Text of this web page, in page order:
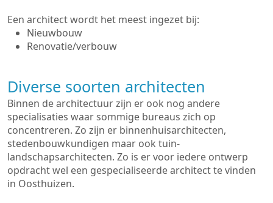
Een architect wordt het meest ingezet bij:
Nieuwbouw
Renovatie/verbouw
Diverse soorten architecten
Binnen de architectuur zijn er ook nog andere
specialisaties waar sommige bureaus zich op
concentreren. Zo zijn er binnenhuisarchitecten,
stedenbouwkundigen maar ook tuin-
landschapsarchitecten. Zo is er voor iedere ontwerp
opdracht wel een gespecialiseerde architect te vinden
in Oosthuizen.